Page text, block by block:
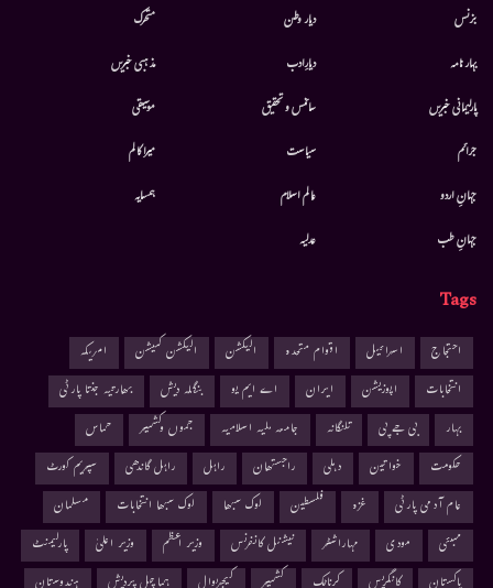
بزنس
بہار نامہ
پارلیمانی خبریں
جرائم
جہانِ اردو
جہانِ طب
دیار وطن
دیارِادب
سائنس و تحقیق
سیاست
عالم اسلام
عدلیہ
متحرك
مذہبی خبریں
موسيقى
میرا کالم
ہمسایہ
Tags
احتجاج اسرائیل اقوام متحدہ الیکشن الیکشن کمیشن
امریکہ
انتخابات
اپوزیشن ایران اے ایم یو بنگلہ دیش
بھارتیہ جنتا پارٹی
بہار
بی جے پی تلنگانہ جامعہ ملیہ اسلامیہ جموں وکشمیر
حماس
حکومت
خواتین دہلی راجستھان راہل راہل گاندھی
سپریم کورٹ
عام آدمی پارٹی
غزہ فلسطین لوک سبھا لوک سبھا انتخابات
مسلمان
ممبئی
مودی مہاراشٹر نیشنل کانفرنس وزیر اعظم وزیر اعلیٰ
پارلیمنٹ